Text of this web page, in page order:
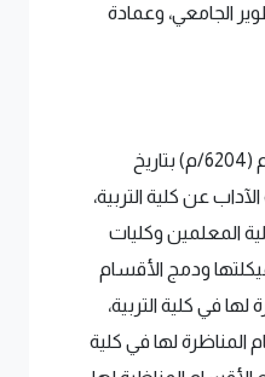
الجامعي، وعمادة
وتمت الموافقة السامية رقم (6204/م) بتاريخ
الآداب عن كلية التربية،
كلية المعلمين وكليات
ودمج الأقسام
لها في كلية التربية،
المناظرة لها في كلية